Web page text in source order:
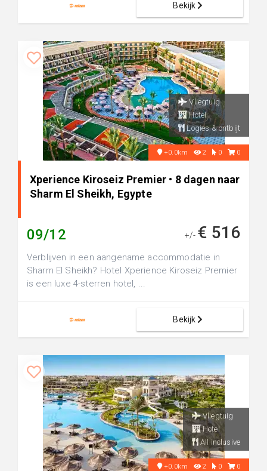
Bekijk
Vliegtuig
Hotel
Logies & ontbijt
+0.0km 2 0 0
Xperience Kiroseiz Premier • 8 dagen naar
Sharm El Sheikh, Egypte
09/12 +/- € 516
Verblijven in een aangename accommodatie in
Sharm El Sheikh? Hotel Xperience Kiroseiz Premier
is een luxe 4-sterren hotel, ...
Bekijk
Vliegtuig
Hotel
All inclusive
+0.0km 2 0 0